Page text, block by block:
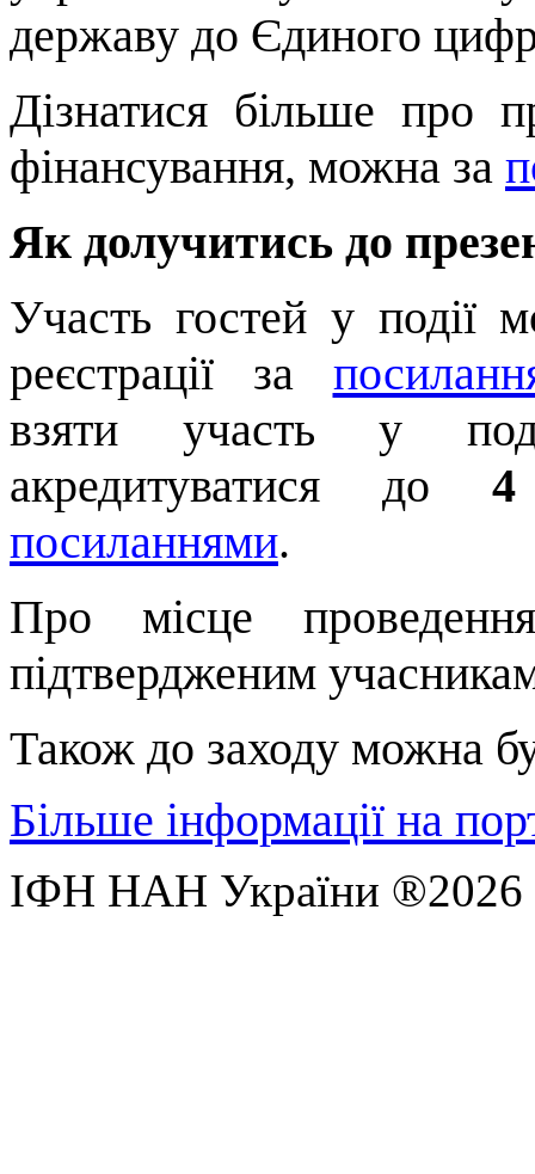
державу до Єдиного
Дізнатися більше про
фінансування, можна за
Як долучитись до
Участь гостей у події
реєстрації за
взяти участь у
акредитуватися до
посиланнями.
Про місце
підтвердженим
Також до заходу можна
Більше інформації на
ІФН НАН України ®2026